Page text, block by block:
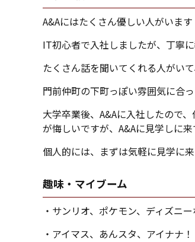
A&Aにはたくさん優しい人がいます
IT初心者で入社しましたが、丁寧
たくさん話を聞いてくれる人がい
門前仲町の下町っぽい雰囲気に合っ
大学卒業後、A&Aに入社したので
が悔しいですが、A&Aに見学しに
個人的には、まずは気軽に見学に
趣味・マイブーム
・サンリオ、ポケモン、ディズニ
・アイマス、あんスタ、アイナナ！